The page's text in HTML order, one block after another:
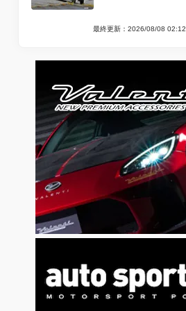
最終更新：2026/08/08 02:12